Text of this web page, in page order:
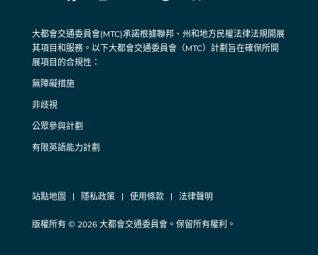
大都會交通委員會(MTC)承諾根據聯邦、州和地方民權法律法規開展
其項目和服務。以下大都會交通委員會（MTC）計劃旨在確保所開
展項目的合規性：
無障礙措施
非歧視
公眾參與計劃
有限英語能力計劃
站點地圖 隱私政策 使用條款 法律聲明
版權所有 © 2026 大都會交通委員會。保留所有權利。